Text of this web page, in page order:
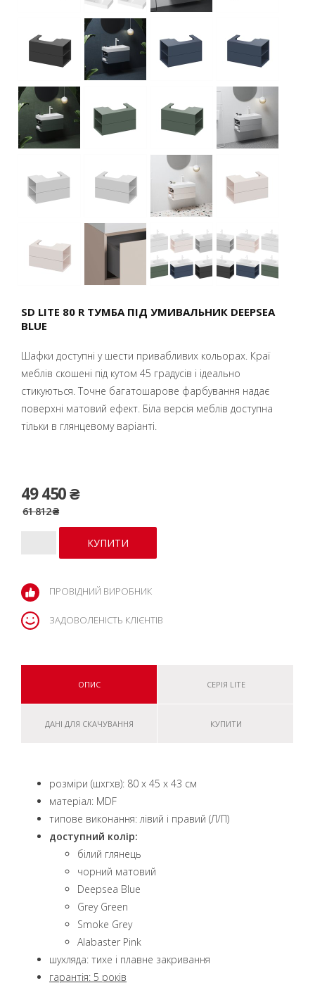
SD LITE 80 R ТУМБА ПІД УМИВАЛЬНИК DEEPSEA
BLUE
Шафки доступні у шести привабливих кольорах. Краї
меблів скошені під кутом 45 градусів і ідеально
стикуються. Точне багатошарове фарбування надає
поверхні матовий ефект. Біла версія меблів доступна
тільки в глянцевому варіанті.
49 450 ₴
61 812 ₴
ПРОВІДНИЙ ВИРОБНИК
ЗАДОВОЛЕНІСТЬ КЛІЄНТІВ
ОПИС СЕРІЯ LITE
ДАНІ ДЛЯ СКАЧУВАННЯ КУПИТИ
розміри (шxгxв): 80 x 45 x 43 см
матеріал: MDF
типове виконання: лівий і правий (Л/П)
доступний колір:
білий глянець
чорний матовий
Deepsea Blue
Grey Green
Smoke Grey
Alabaster Pink
шухляда: тихе і плавне закривання
гарантія: 5 років